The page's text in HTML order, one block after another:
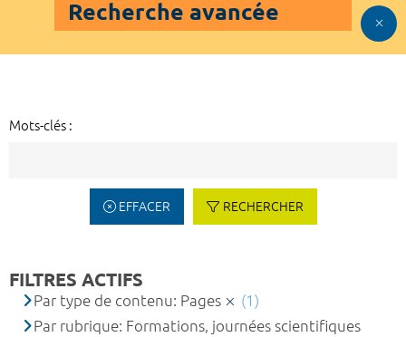
Recherche avancée
Mots-clés :
EFFACER RECHERCHER
FILTRES ACTIFS
Par type de contenu: Pages
(1)
Par rubrique: Formations, journées scientifiques